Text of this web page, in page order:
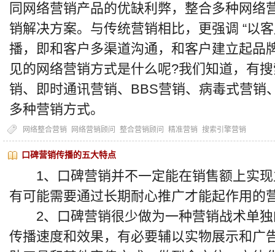
同网络营销产品的优缺利弊，整合多种网络
销解决方案。与传统营销相比，更强调 “以
播，即和客户多渠道沟通，和客户建立起品
见的网络营销方式是什么呢?我们知道，有
销、即时通讯营销、BBS营销、病毒式营销
多种营销方式。
网络整合营销 网络营销顾问 整合营销顾问 精准营销 搜索引擎营销
口碑营销传播的五大特点
1、口碑营销并不一定能在销售额上实现
有可能需要通过长期耐心推广才能起作用的
2、口碑营销很少做为一种营销战术单独
传播速度和效果，有必要辅以实物展示和广